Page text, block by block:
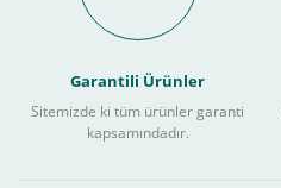
Garantili Ürünler
Sitemizde ki tüm ürünler garanti
kapsamındadır.